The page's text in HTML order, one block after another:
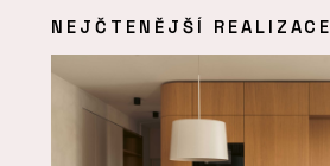
NEJČTENĚJŠÍ REALIZACE